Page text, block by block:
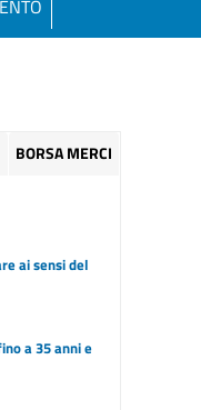
BORSA MERCI
ai sensi del
a 35 anni e